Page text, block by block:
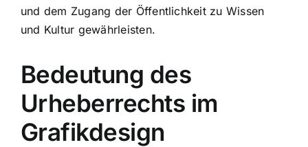
und dem Zugang der Öffentlichkeit zu Wissen
und Kultur gewährleisten.
Bedeutung des
Urheberrechts im
Grafikdesign